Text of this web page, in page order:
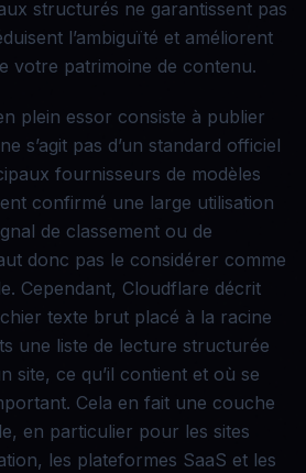
structurés ne garantissent pas
l’ambiguïté et améliorent
votre patrimoine de contenu.
plein essor consiste à publier
s’agit pas d’un standard officiel
fournisseurs de modèles
confirmé une large utilisation
de classement ou de
donc pas le considérer comme
Cependant, Cloudflare décrit
texte brut placé à la racine
une liste de lecture structurée
site, ce qu’il contient et où se
Cela en fait une couche
en particulier pour les sites
les plateformes SaaS et les